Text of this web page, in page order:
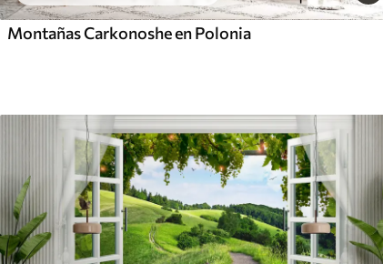
Montañas Carkonoshe en Polonia